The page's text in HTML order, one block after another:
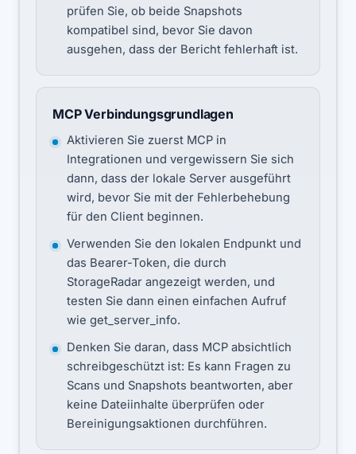
prüfen Sie, ob beide Snapshots
kompatibel sind, bevor Sie davon
ausgehen, dass der Bericht fehlerhaft ist.
MCP Verbindungsgrundlagen
Aktivieren Sie zuerst MCP in
Integrationen und vergewissern Sie sich
dann, dass der lokale Server ausgeführt
wird, bevor Sie mit der Fehlerbehebung
für den Client beginnen.
Verwenden Sie den lokalen Endpunkt und
das Bearer-Token, die durch
StorageRadar angezeigt werden, und
testen Sie dann einen einfachen Aufruf
wie get_server_info.
Denken Sie daran, dass MCP absichtlich
schreibgeschützt ist: Es kann Fragen zu
Scans und Snapshots beantworten, aber
keine Dateiinhalte überprüfen oder
Bereinigungsaktionen durchführen.